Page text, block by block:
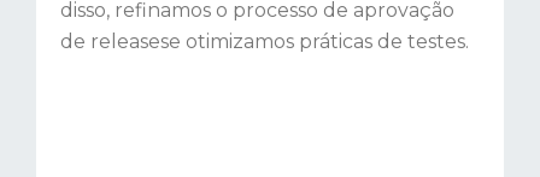
disso, refinamos o processo de aprovação
de releasese otimizamos práticas de testes.